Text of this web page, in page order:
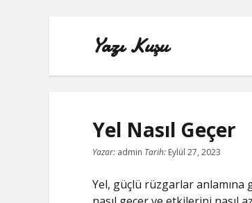
Yazı Kuşu
IGTV
Yel Nasıl Geçer
Yazar:admin Tarih: Eylül 27, 2023
Yel, güçlü rüzgarlar anlamına